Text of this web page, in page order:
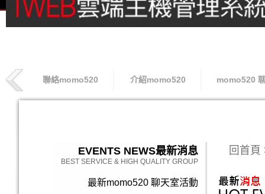
聯絡momo520 介紹momo520 momo520
索取專線
EVENTS NEWS最新消息
BEST SERVICE & HIGH QUALITY GROUP
最新momo520 聊天室活動
回首頁